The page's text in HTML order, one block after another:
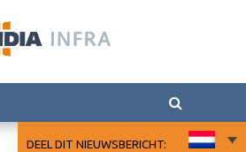
DEEL DIT NIEUWSBERICHT: